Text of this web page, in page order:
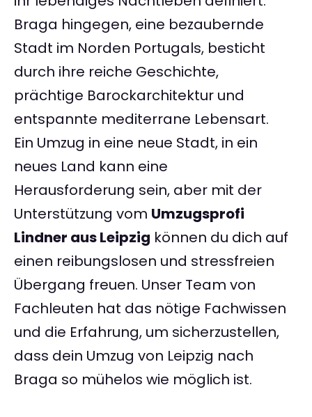
Braga hingegen, eine bezaubernde
Stadt im Norden Portugals, besticht
durch ihre reiche Geschichte,
prächtige Barockarchitektur und
entspannte mediterrane Lebensart.
Ein Umzug in eine neue Stadt, in ein
neues Land kann eine
Herausforderung sein, aber mit der
Unterstützung vom Umzugsprofi
Lindner aus Leipzig können du dich auf
einen reibungslosen und stressfreien
Übergang freuen. Unser Team von
Fachleuten hat das nötige Fachwissen
und die Erfahrung, um sicherzustellen,
dass dein Umzug von Leipzig nach
Braga so mühelos wie möglich ist.